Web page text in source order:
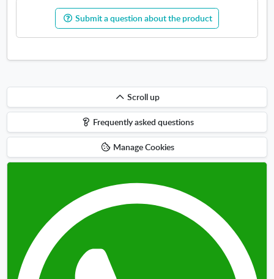
o
Submit a question about the product
Scroll
up
Scroll up
Frequently asked questions
Manage Cookies